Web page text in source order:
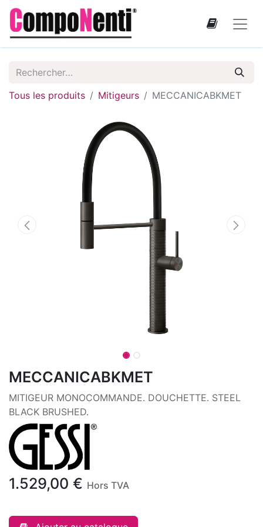
Tous les produits Mitigeurs MECCANICABKMET
MECCANICABKMET
MITIGEUR MONOCOMMANDE. DOUCHETTE. STEEL
BLACK BRUSHED.
1.529,00 € Hors TVA